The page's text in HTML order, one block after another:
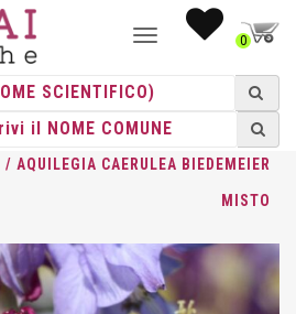
NAVIGAZIONE0
HOME/ ERBACEE ERBACEE
/ AQUILEGIA CAERULEA BIEDEMEIER
MISTO